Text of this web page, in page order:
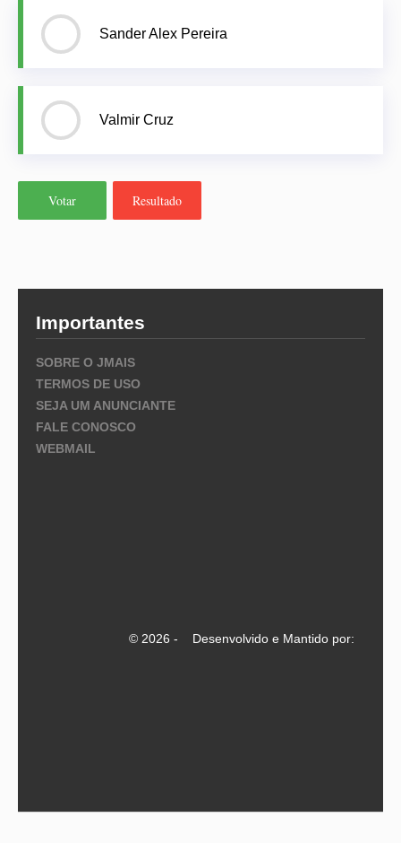
Sander Alex Pereira
Valmir Cruz
Votar Resultado
Importantes
SOBRE O JMAIS
TERMOS DE USO
SEJA UM ANUNCIANTE
FALE CONOSCO
WEBMAIL
© 2026 - Desenvolvido e Mantido por: